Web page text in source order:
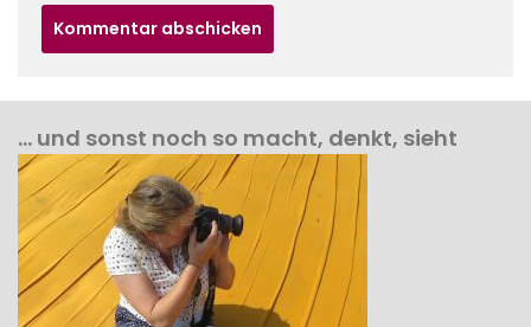
… und sonst noch so macht, denkt, sieht